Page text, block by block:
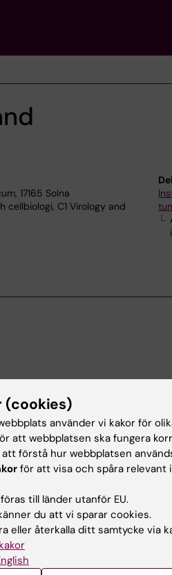
17165 Solna
cellbiologi, C1 Virology and
2026
Université de
Normale Supérieure de
(cookies)
använder vi kakor för
att webbplatsen ska fungera
förstå hur webbplatsen
för att visa och spåra relevant
till länder utanför EU.
du att vi sparar cookies.
eller återkalla ditt samtycke via